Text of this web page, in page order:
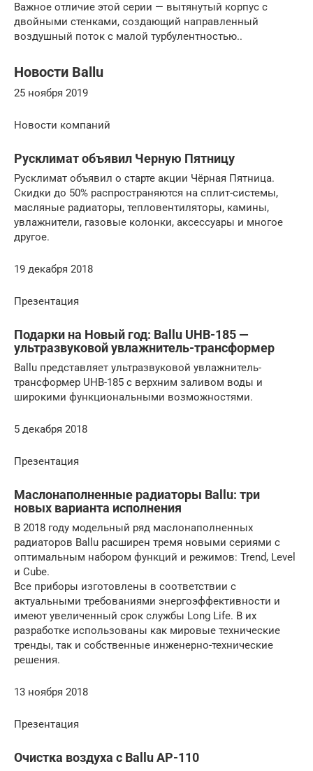
Важное отличие этой серии — вытянутый корпус с
двойными стенками, создающий направленный
воздушный поток с малой турбулентностью..
Новости Ballu
25 ноября 2019
Новости компаний
Русклимат объявил Черную Пятницу
Русклимат объявил о старте акции Чёрная Пятница.
Скидки до 50% распространяются на сплит-системы,
масляные радиаторы, тепловентиляторы, камины,
увлажнители, газовые колонки, аксессуары и многое
другое.
19 декабря 2018
Презентация
Подарки на Новый год: Ballu UHB-185 —
ультразвуковой увлажнитель-трансформер
Ballu представляет ультразвуковой увлажнитель-
трансформер UHB-185 с верхним заливом воды и
широкими функциональными возможностями.
5 декабря 2018
Презентация
Маслонаполненные радиаторы Ballu: три
новых варианта исполнения
В 2018 году модельный ряд маслонаполненных
радиаторов Ballu расширен тремя новыми сериями с
оптимальным набором функций и режимов: Trend, Level
и Cube.
Все приборы изготовлены в соответствии с
актуальными требованиями энергоэффективности и
имеют увеличенный срок службы Long Life. В их
разработке использованы как мировые технические
тренды, так и собственные инженерно-технические
решения.
13 ноября 2018
Презентация
Очистка воздуха с Ballu AP-110